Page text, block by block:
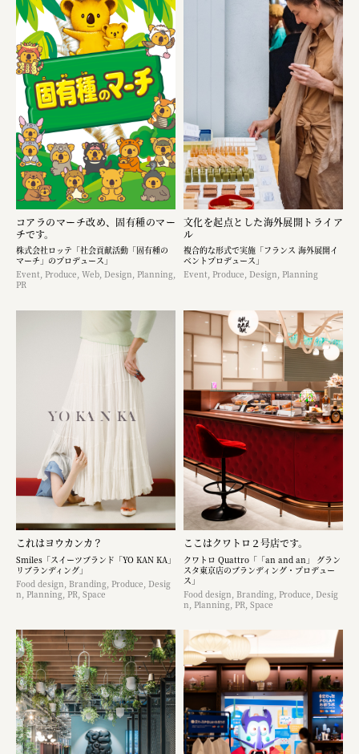
コアラのマーチ改め、固有種のマー
チです。
株式会社ロッテ「社会貢献活動「固有種の
マーチ」のプロデュース」
Event, Produce, Web, Design, Planning,
PR
文化を起点とした海外展開トライア
ル
複合的な形式で実施「フランス 海外展開イ
ベントプロデュース」
Event, Produce, Design, Planning
これはヨウカンカ？
Smiles「スイーツブランド「YO KAN KA」
リブランディング」
Food design, Branding, Produce, Desig
n, Planning, PR, Space
ここはクワトロ２号店です。
クワトロ Quattro「「an and an」 グラン
スタ東京店のブランディング・プロデュー
ス」
Food design, Branding, Produce, Desig
n, Planning, PR, Space